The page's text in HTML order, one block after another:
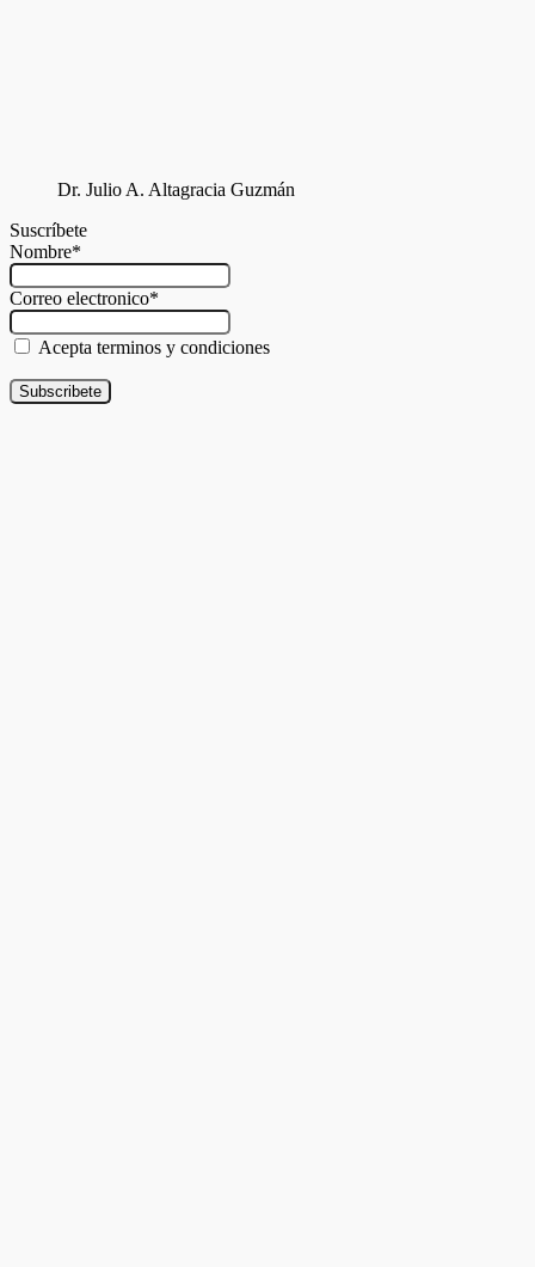
Dr. Julio A. Altagracia Guzmán
Suscríbete
Nombre*
Correo electronico*
Acepta terminos y condiciones